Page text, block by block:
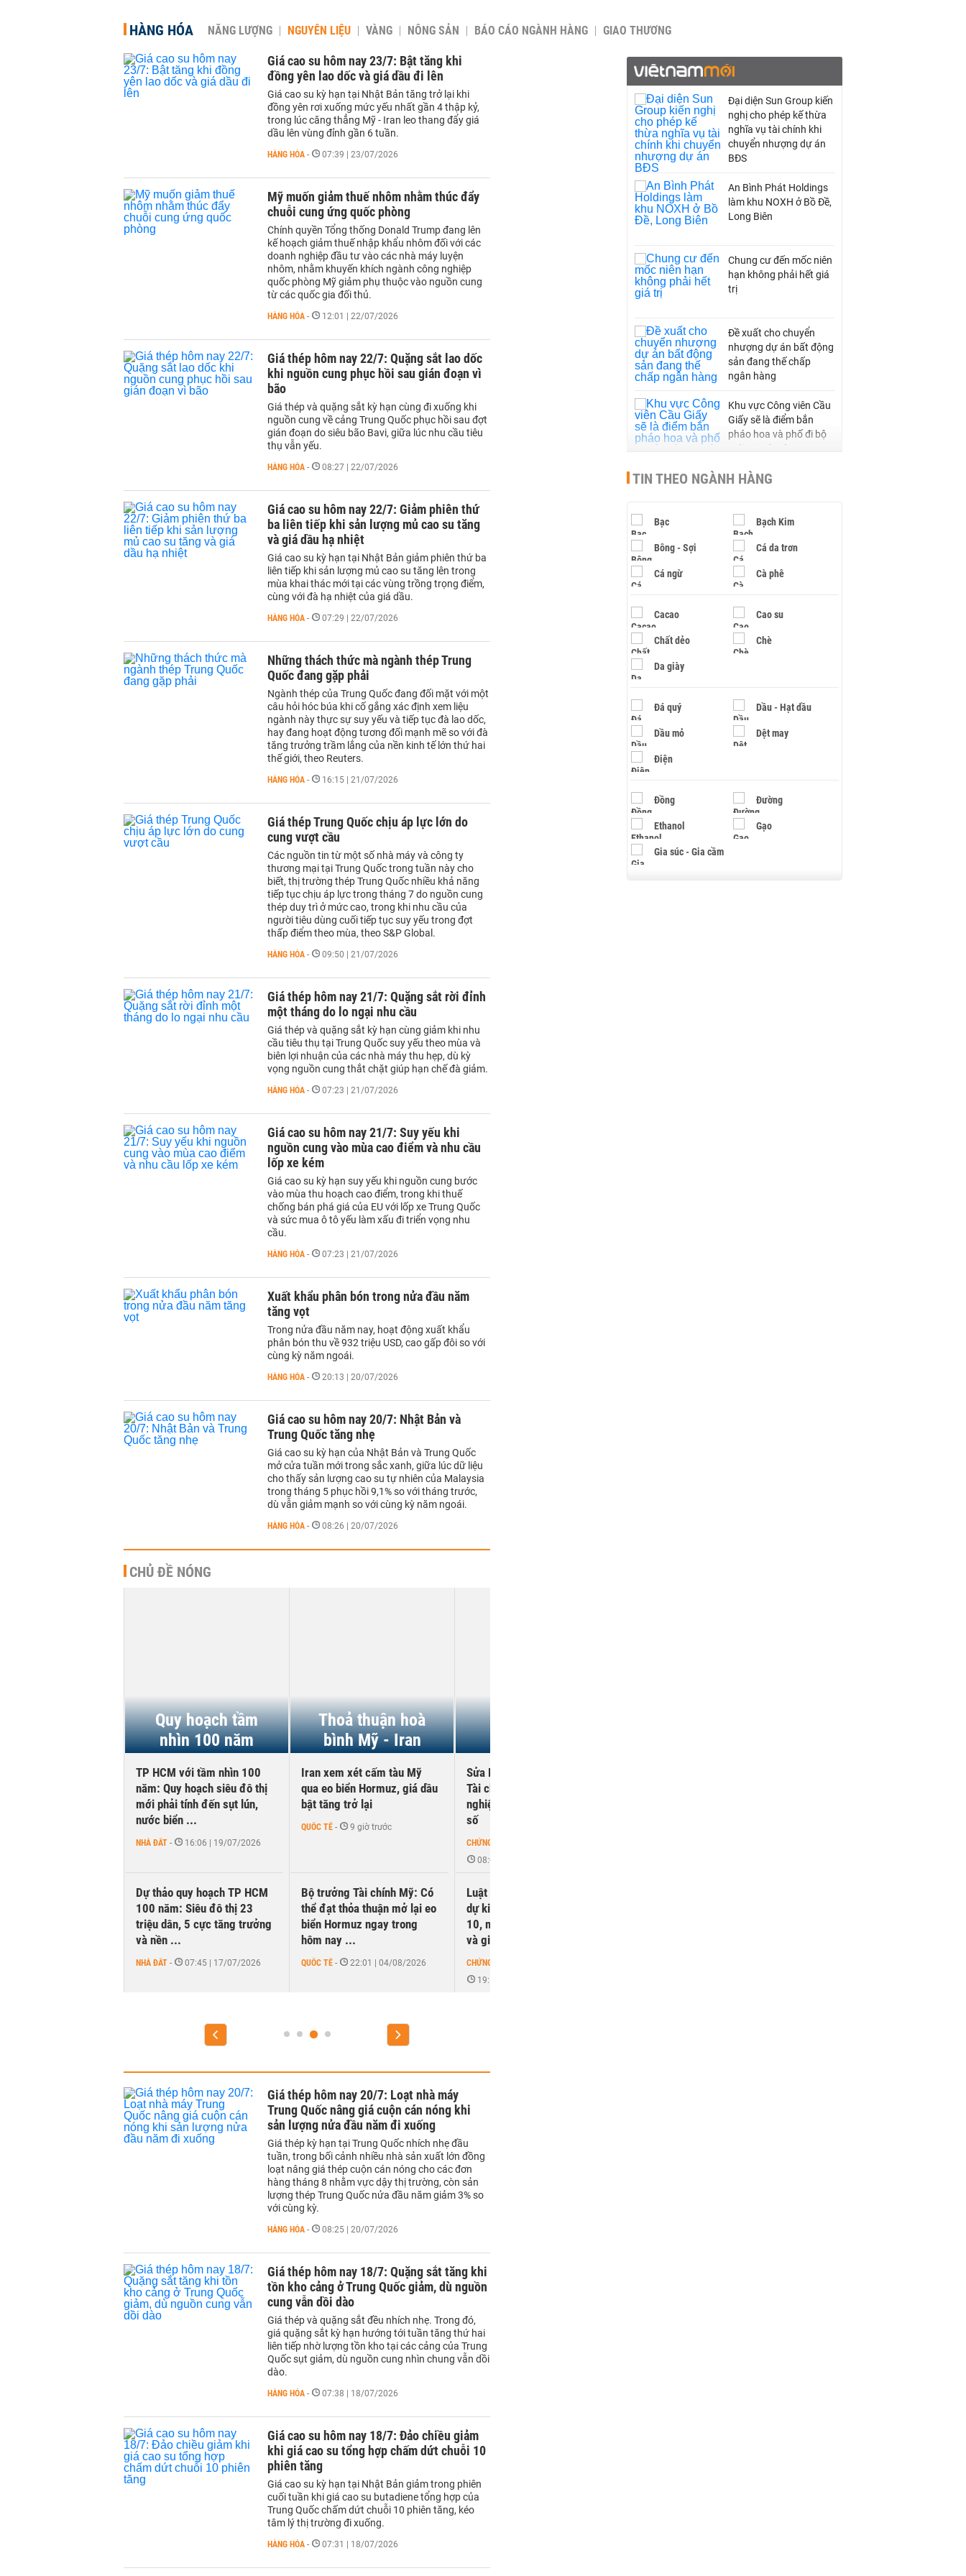
HÀNG HÓA NĂNG LƯỢNG NGUYÊN LIỆU VÀNG NÔNG SẢN BÁO CÁO NGÀNH HÀNG GIAO THƯƠNG
Giá cao su hôm nay 23/7: Bật tăng khi
đồng yên lao dốc và giá dầu đi lên
Giá cao su kỳ hạn tại Nhật Bản tăng trở lại khi
đồng yên rơi xuống mức yếu nhất gần 4 thập kỷ,
trong lúc căng thẳng Mỹ - Iran leo thang đẩy giá
dầu lên vùng đỉnh gần 6 tuần.
HÀNG HÓA - 07:39 | 23/07/2026
Mỹ muốn giảm thuế nhôm nhằm thúc đẩy
chuỗi cung ứng quốc phòng
Chính quyền Tổng thống Donald Trump đang lên
kế hoạch giảm thuế nhập khẩu nhôm đối với các
doanh nghiệp đầu tư vào các nhà máy luyện
nhôm, nhằm khuyến khích ngành công nghiệp
quốc phòng Mỹ giảm phụ thuộc vào nguồn cung
từ các quốc gia đối thủ.
HÀNG HÓA - 12:01 | 22/07/2026
Giá thép hôm nay 22/7: Quặng sắt lao dốc
khi nguồn cung phục hồi sau gián đoạn vì
bão
Giá thép và quặng sắt kỳ hạn cùng đi xuống khi
nguồn cung về cảng Trung Quốc phục hồi sau đợt
gián đoạn do siêu bão Bavi, giữa lúc nhu cầu tiêu
thụ vẫn yếu.
HÀNG HÓA - 08:27 | 22/07/2026
Giá cao su hôm nay 22/7: Giảm phiên thứ
ba liên tiếp khi sản lượng mủ cao su tăng
và giá dầu hạ nhiệt
Giá cao su kỳ hạn tại Nhật Bản giảm phiên thứ ba
liên tiếp khi sản lượng mủ cao su tăng lên trong
mùa khai thác mới tại các vùng trồng trọng điểm,
cùng với đà hạ nhiệt của giá dầu.
HÀNG HÓA - 07:29 | 22/07/2026
Những thách thức mà ngành thép Trung
Quốc đang gặp phải
Ngành thép của Trung Quốc đang đối mặt với một
câu hỏi hóc búa khi cố gắng xác định xem liệu
ngành này thực sự suy yếu và tiếp tục đà lao dốc,
hay đang hoạt động tương đối mạnh mẽ so với đà
tăng trưởng trầm lắng của nền kinh tế lớn thứ hai
thế giới, theo Reuters.
HÀNG HÓA - 16:15 | 21/07/2026
Giá thép Trung Quốc chịu áp lực lớn do
cung vượt cầu
Các nguồn tin từ một số nhà máy và công ty
thương mại tại Trung Quốc trong tuần này cho
biết, thị trường thép Trung Quốc nhiều khả năng
tiếp tục chịu áp lực trong tháng 7 do nguồn cung
thép duy trì ở mức cao, trong khi nhu cầu của
người tiêu dùng cuối tiếp tục suy yếu trong đợt
thấp điểm theo mùa, theo S&P Global.
HÀNG HÓA - 09:50 | 21/07/2026
Giá thép hôm nay 21/7: Quặng sắt rời đỉnh
một tháng do lo ngại nhu cầu
Giá thép và quặng sắt kỳ hạn cùng giảm khi nhu
cầu tiêu thụ tại Trung Quốc suy yếu theo mùa và
biên lợi nhuận của các nhà máy thu hẹp, dù kỳ
vọng nguồn cung thắt chặt giúp hạn chế đà giảm.
HÀNG HÓA - 07:23 | 21/07/2026
Giá cao su hôm nay 21/7: Suy yếu khi
nguồn cung vào mùa cao điểm và nhu cầu
lốp xe kém
Giá cao su kỳ hạn suy yếu khi nguồn cung bước
vào mùa thu hoạch cao điểm, trong khi thuế
chống bán phá giá của EU với lốp xe Trung Quốc
và sức mua ô tô yếu làm xấu đi triển vọng nhu
cầu.
HÀNG HÓA - 07:23 | 21/07/2026
Xuất khẩu phân bón trong nửa đầu năm
tăng vọt
Trong nửa đầu năm nay, hoạt động xuất khẩu
phân bón thu về 932 triệu USD, cao gấp đôi so với
cùng kỳ năm ngoái.
HÀNG HÓA - 20:13 | 20/07/2026
Giá cao su hôm nay 20/7: Nhật Bản và
Trung Quốc tăng nhẹ
Giá cao su kỳ hạn của Nhật Bản và Trung Quốc
mở cửa tuần mới trong sắc xanh, giữa lúc dữ liệu
cho thấy sản lượng cao su tự nhiên của Malaysia
trong tháng 5 phục hồi 9,1% so với tháng trước,
dù vẫn giảm mạnh so với cùng kỳ năm ngoái.
HÀNG HÓA - 08:26 | 20/07/2026
CHỦ ĐỀ NÓNG
Quy hoạch tầm
nhìn 100 năm
TP HCM với tầm nhìn 100
năm: Quy hoạch siêu đô thị
mới phải tính đến sụt lún,
nước biển ...
NHÀ ĐẤT - 16:06 | 19/07/2026
Dự thảo quy hoạch TP HCM
100 năm: Siêu đô thị 23
triệu dân, 5 cực tăng trưởng
và nền ...
NHÀ ĐẤT - 07:45 | 17/07/2026
Thoả thuận hoà
bình Mỹ - Iran
Iran xem xét cấm tàu Mỹ
qua eo biển Hormuz, giá dầu
bật tăng trở lại
QUỐC TẾ - 9 giờ trước
Bộ trưởng Tài chính Mỹ: Có
thể đạt thỏa thuận mở lại eo
biển Hormuz ngay trong
hôm nay ...
QUỐC TẾ - 22:01 | 04/08/2026
Sửa Luật Chứng khoán: Bộ
Tài chính tham khảo kinh
nghiệm quản lý AI, tài sản
số
CHỨNG KHOÁN
08:03 | 15/07/2026
Luật Chứng khoán sửa đổi
dự kiến trình Quốc hội tháng
10, mở đường cho sandbox
và giao ...
CHỨNG KHOÁN
19:59 | 30/06/2026
Giá thép hôm nay 20/7: Loạt nhà máy
Trung Quốc nâng giá cuộn cán nóng khi
sản lượng nửa đầu năm đi xuống
Giá thép kỳ hạn tại Trung Quốc nhích nhẹ đầu
tuần, trong bối cảnh nhiều nhà sản xuất lớn đồng
loạt nâng giá thép cuộn cán nóng cho các đơn
hàng tháng 8 nhằm vực dậy thị trường, còn sản
lượng thép Trung Quốc nửa đầu năm giảm 3% so
với cùng kỳ.
HÀNG HÓA - 08:25 | 20/07/2026
Giá thép hôm nay 18/7: Quặng sắt tăng khi
tồn kho cảng ở Trung Quốc giảm, dù nguồn
cung vẫn dồi dào
Giá thép và quặng sắt đều nhích nhẹ. Trong đó,
giá quặng sắt kỳ hạn hướng tới tuần tăng thứ hai
liên tiếp nhờ lượng tồn kho tại các cảng của Trung
Quốc sụt giảm, dù nguồn cung nhìn chung vẫn dồi
dào.
HÀNG HÓA - 07:38 | 18/07/2026
Giá cao su hôm nay 18/7: Đảo chiều giảm
khi giá cao su tổng hợp chấm dứt chuỗi 10
phiên tăng
Giá cao su kỳ hạn tại Nhật Bản giảm trong phiên
cuối tuần khi giá cao su butadiene tổng hợp của
Trung Quốc chấm dứt chuỗi 10 phiên tăng, kéo
tâm lý thị trường đi xuống.
HÀNG HÓA - 07:31 | 18/07/2026
Đại diện Sun Group kiến
nghị cho phép kế thừa
nghĩa vụ tài chính khi
chuyển nhượng dự án
BĐS
An Bình Phát Holdings
làm khu NOXH ở Bồ Đề,
Long Biên
Chung cư đến mốc niên
hạn không phải hết giá
trị
Đề xuất cho chuyển
nhượng dự án bất động
sản đang thế chấp
ngân hàng
Khu vực Công viên Cầu
Giấy sẽ là điểm bắn
pháo hoa và phố đi bộ
mới tại Hà Nội
Bổ sung 27 km đường
Sóc Trăng, hoàn thành
sau một năm
Khánh Hòa đề xuất làm
khu đô thị hỗn hợp hơn
TIN THEO NGÀNH HÀNG
Bạc Bạch Kim
Bông - Sợi Cá da trơn
Cá ngừ Cà phê
Cacao Cao su
Chất dẻo Chè
Da giày
Đá quý Dầu - Hạt dầu
Dầu mỏ Dệt may
Điện
Đồng Đường
Ethanol Gạo
Gia súc - Gia cầm